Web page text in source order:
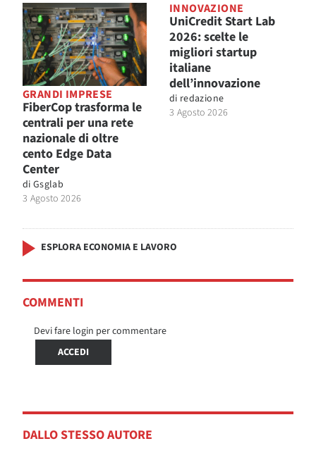
GRANDI IMPRESE
FiberCop trasforma le
centrali per una rete
nazionale di oltre
cento Edge Data
Center
di Gsglab
3 Agosto 2026
INNOVAZIONE
UniCredit Start Lab
2026: scelte le
migliori startup
italiane
dell’innovazione
di redazione
3 Agosto 2026
ESPLORA ECONOMIA E LAVORO
COMMENTI
Devi fare login per commentare
ACCEDI
DALLO STESSO AUTORE